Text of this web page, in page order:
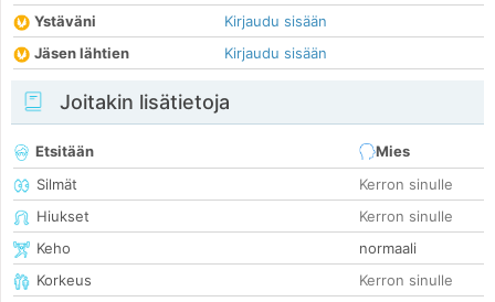
Ystäväni
Kirjaudu sisään
Jäsen lähtien
Kirjaudu sisään
Joitakin lisätietoja
Etsitään
Mies
Silmät
Kerron sinulle
Hiukset
Kerron sinulle
Keho
normaali
Korkeus
Kerron sinulle